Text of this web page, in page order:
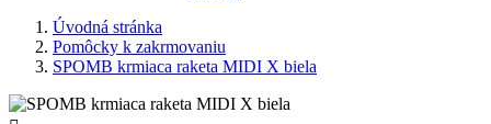
Úvodná stránka
Pomôcky k zakrmovaniu
SPOMB krmiaca raketa MIDI X biela